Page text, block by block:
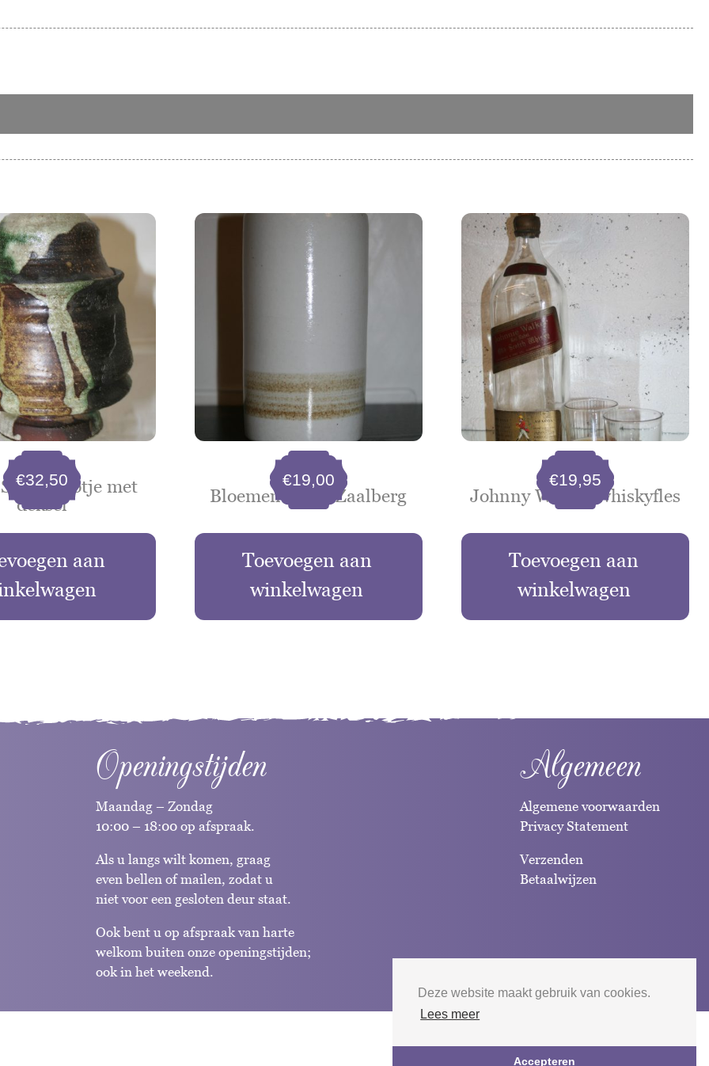
Deze website maakt gebruik van cookies.
Lees meer
Accepteren
potje met
deksel
€32,50
aan
Bloemenvaasje Zaalberg
€19,00
Toevoegen aan
winkelwagen
Johnny Walker whiskyfles
€19,95
Toevoegen aan
winkelwagen
Openingstijden
Maandag – Zondag
10:00 – 18:00 op afspraak.
Als u langs wilt komen, graag
even bellen of mailen, zodat u
niet voor een gesloten deur staat.
Ook bent u op afspraak van harte
welkom buiten onze openingstijden;
ook in het weekend.
Algemeen
Algemene voorwaarden
Privacy Statement
Verzenden
Betaalwijzen